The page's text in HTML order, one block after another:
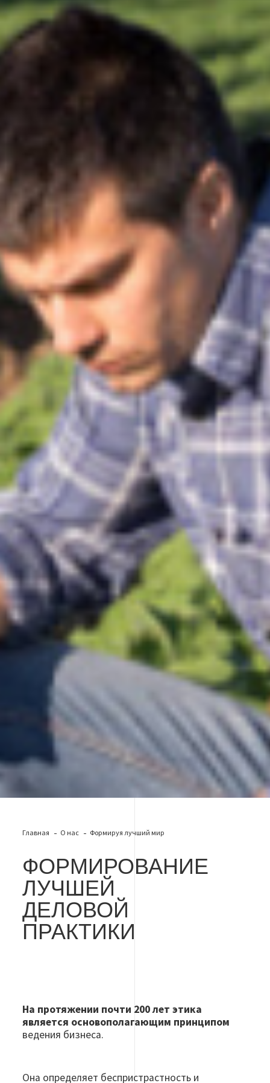
Главная О нас Формируя лучший мир
ФОРМИРОВАНИЕ
ЛУЧШЕЙ
ДЕЛОВОЙ
ПРАКТИКИ
На протяжении почти 200 лет этика
является основополагающим принципом
ведения бизнеса.
Она определяет беспристрастность и